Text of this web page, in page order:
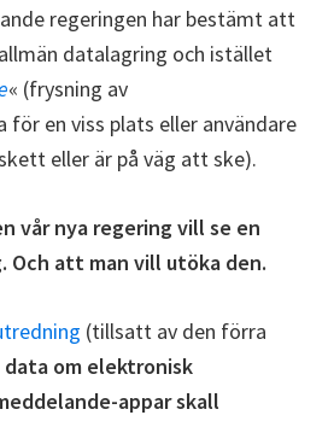
regeringen har bestämt att
datalagring och istället
« (frysning av
en viss plats eller användare
eller är på väg att ske).
vår nya regering vill se en
att man vill utöka den.
(tillsatt av den förra
data om elektronisk
appar skall